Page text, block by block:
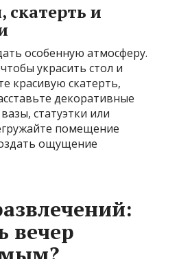
скатерть и
особенную атмосферу.
украсить стол и
красивую скатерть,
декоративные
статуэтки или
помещение
ощущение
вечер